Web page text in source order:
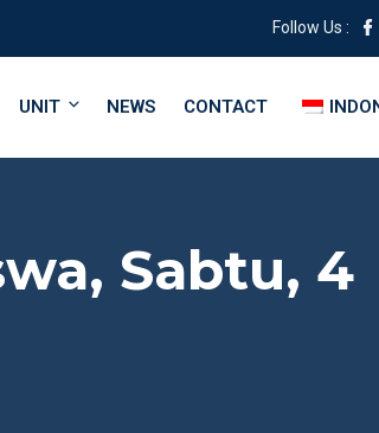
Follow Us :
UNIT NEWS CONTACT
Sabtu, 4